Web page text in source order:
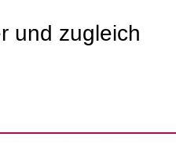
und zugleich